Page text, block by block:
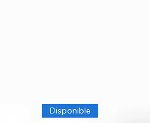
Disponible